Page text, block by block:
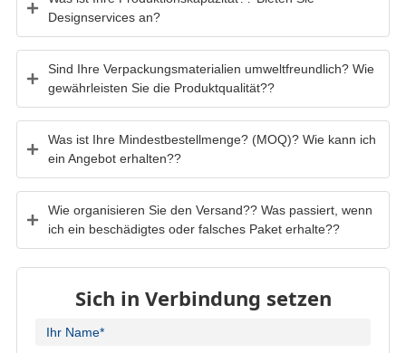
Sind Ihre Verpackungsmaterialien umweltfreundlich? Wie
gewährleisten Sie die Produktqualität??
Was ist Ihre Mindestbestellmenge? (MOQ)? Wie kann ich
ein Angebot erhalten??
Wie organisieren Sie den Versand?? Was passiert, wenn
ich ein beschädigtes oder falsches Paket erhalte??